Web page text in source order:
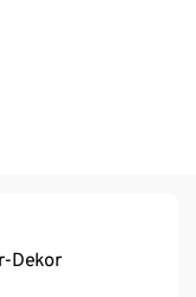
Dekor